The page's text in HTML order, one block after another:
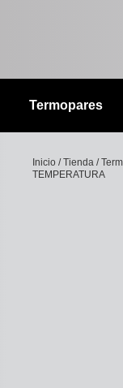
Termopares
Inicio /Tienda /
TEMPERATURA